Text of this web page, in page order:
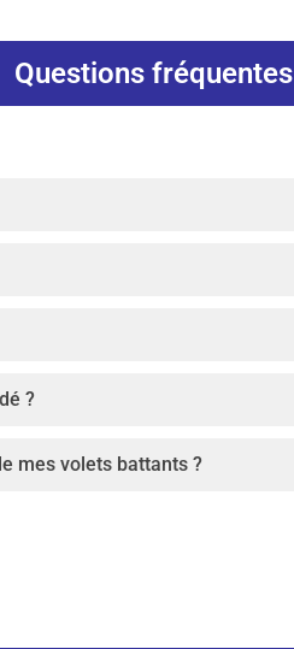
Questions fréquentes
?
mes volets battants ?